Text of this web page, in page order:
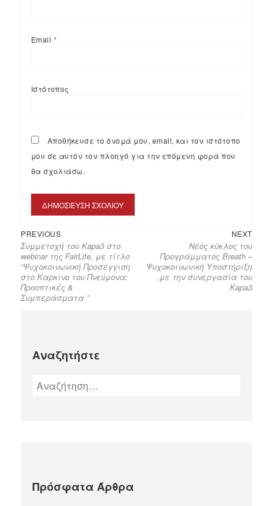
Email *
Ιστότοπος
Αποθήκευσε το όνομά μου, email, και τον ιστότοπο
μου σε αυτόν τον πλοηγό για την επόμενη φορά που
θα σχολιάσω.
Πλοήγηση
άρθρων
PREVIOUS
post:
Συμμετοχή του Kapa3 στο
webinar της FairLife, με τίτλο
“Ψυχοκοινωνική Προσέγγιση
στο Καρκίνο του Πνεύμονα:
Προοπτικές &
Συμπεράσματα ”
NEXT
post:
Νέός κύκλος του
Προγράμματος Breath –
Ψυχοκοινωνική Υποστήριξη
,με την συνεργασία του
Kapa3
Αναζητήστε
Α
σ
Πρόσφατα Άρθρα